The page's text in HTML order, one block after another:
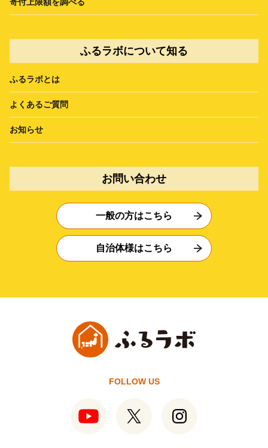
ふるラボについて知る
ふるラボとは
よくあるご質問
お知らせ
お問い合わせ
一般の方はこちら
自治体様はこちら
FOLLOW US